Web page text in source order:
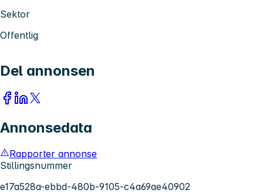
Sektor
Offentlig
Del annonsen
Annonsedata
Rapporter annonse
Stillingsnummer
e17a528a-ebbd-480b-9105-c4a69ae40902